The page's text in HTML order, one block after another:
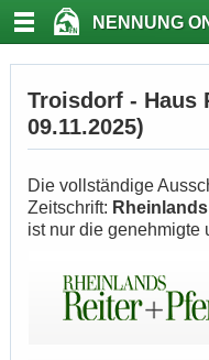
NENNUNG
Troisdorf - Haus
09.11.2025)
Die vollständige
Zeitschrift:
ist nur die genehmigte